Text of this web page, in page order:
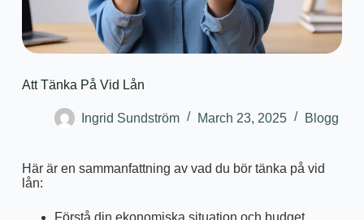
Att Tänka På Vid Lån
Ingrid Sundström March 23, 2025 Blogg
Här är en sammanfattning av vad du bör tänka på vid
lån: